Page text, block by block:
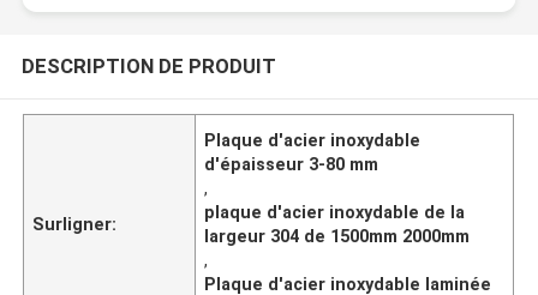
DESCRIPTION DE PRODUIT
Surligner:
Plaque d'acier inoxydable
d'épaisseur 3-80 mm
,
plaque d'acier inoxydable de la
largeur 304 de 1500mm 2000mm
,
Plaque d'acier inoxydable laminée